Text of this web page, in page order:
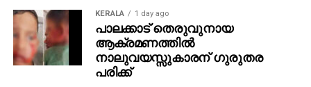
KERALA 1 day ago
പാലക്കാട് തെരുവുനായ
ആക്രമണത്തില്‍
നാലുവയസ്സുകാരന് ഗുരുതര
പരിക്ക്